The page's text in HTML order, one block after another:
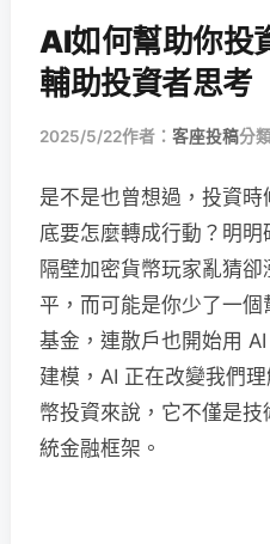
AI如何幫助你投
輔助投資者思考
2025/5/22作者： 客座投稿分
是不是也曾想過，投資時
底要怎麼轉成行動？明明
隔壁加密貨幣玩家亂猜
平，而可能是你少了一
基金，連散戶也開始用
建模，AI 正在改變我們
幣投資來說，它不僅是
統金融框架。